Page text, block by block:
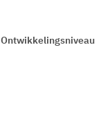
Ontwikkelingsniveau